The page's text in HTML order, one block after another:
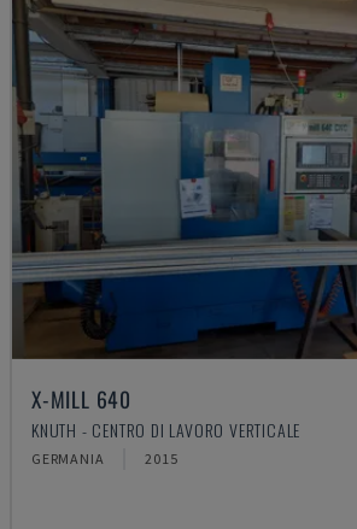
X-MILL 640
KNUTH - CENTRO DI LAVORO VERTICALE
GERMANIA 2015